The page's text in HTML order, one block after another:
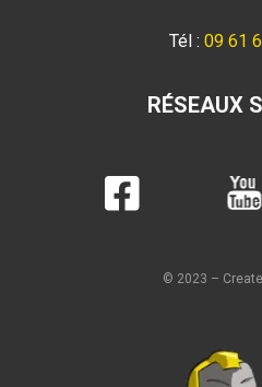
Tél : 09 61
RÉSEAUX
© 2023 –